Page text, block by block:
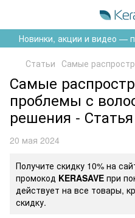
Новинки, акции и видео —
Статьи Самые
Самые
проблемы с
решения - Статья
20 мая 2024
Получите скидку 10% на
промокод KERASAVE при
действует на все товары,
скидку.